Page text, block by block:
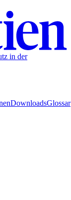
in der
DownloadsGlossar